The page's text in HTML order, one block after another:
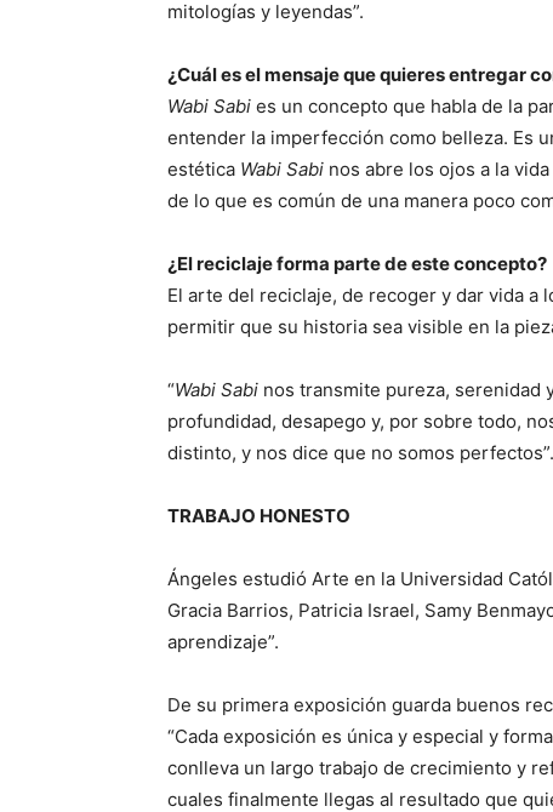
mitologías y leyendas”.
¿Cuál es el mensaje que quieres entregar
Wabi Sabi es un concepto que habla de la
entender la imperfección como belleza. Es
estética Wabi Sabi nos abre los ojos a la
de lo que es común de una manera poco
¿El reciclaje forma parte de este concepto?
El arte del reciclaje, de recoger y dar vida a
permitir que su historia sea visible en la
“Wabi Sabi nos transmite pureza, serenidad
profundidad, desapego y, por sobre todo,
distinto, y nos dice que no somos perfectos”.
TRABAJO HONESTO
Ángeles estudió Arte en la Universidad
Gracia Barrios, Patricia Israel, Samy
aprendizaje”.
De su primera exposición guarda buenos
“Cada exposición es única y especial y
conlleva un largo trabajo de crecimiento y
cuales finalmente llegas al resultado que